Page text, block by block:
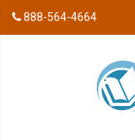
888-564-4664